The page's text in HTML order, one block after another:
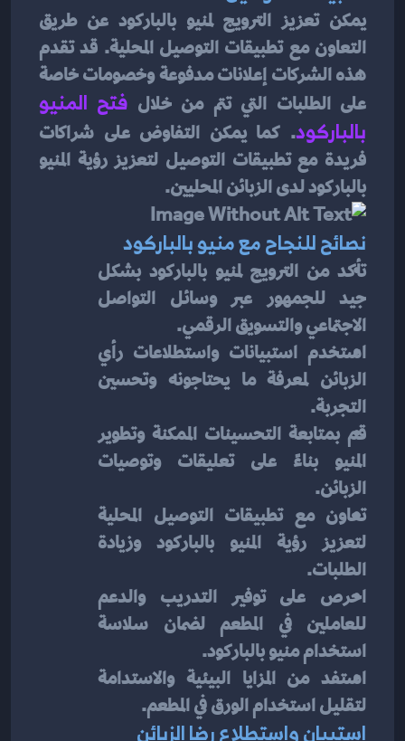
على الطلبات التي تتم من خلال
بالباركود
بالباركود لدى الزبائن المحليين.
نصائح للنجاح مع منيو بالباركود
الاجتماعي والتسويق الرقمي.
التجربة.
قم بمتابعة التحسينات الممكنة وتطوير
الزبائن.
تعاون مع تطبيقات التوصيل المحلية
الطلبات.
للعاملين في المطعم لضمان سلاسة
استخدام منيو بالباركود.
استفد من المزايا البيئية والاستدامة
لتقليل استخدام الورق في المطعم.
استبيان واستطلاع رضا الزبائن